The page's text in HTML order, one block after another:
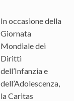
In occasione della
Giornata
Mondiale dei
Diritti
dell’Infanzia e
dell’Adolescenza,
la Caritas